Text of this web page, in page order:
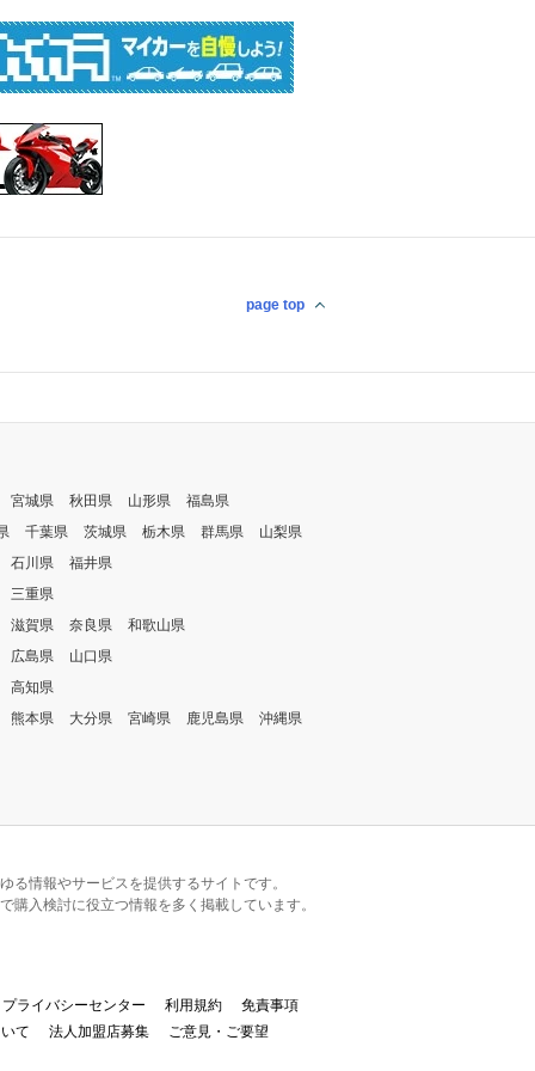
page top
宮城県 秋田県 山形県
福島県
千葉県 茨城県 栃木県 群馬県
山梨県
石川県
福井県
三重県
滋賀県
奈良県
和歌山県
広島県
山口県
高知県
熊本県
大分県 宮崎県 鹿児島県 沖縄県
情報やサービスを提供するサイトです。
入検討に役立つ情報を多く掲載しています。
プライバシーセンター 利用規約
免責事項
て
法人加盟店募集 ご意見・ご要望